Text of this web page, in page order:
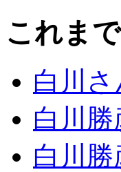
これま
白川
白川
白川